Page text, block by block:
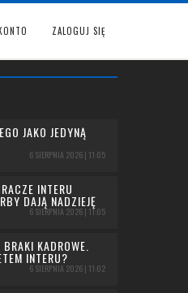
ZALOGUJ SIĘ
JAKO JEDYNĄ
6 SIERPNIA 2026 | 11:05
INTERU
DAJĄ NADZIEJĘ
6 SIERPNIA 2026 | 11:05
KADROWE.
INTERU?
6 SIERPNIA 2026 | 11:02